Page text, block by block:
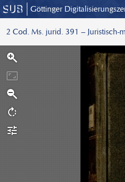
Göttinger
2 Cod. Ms. jurid. 391 –